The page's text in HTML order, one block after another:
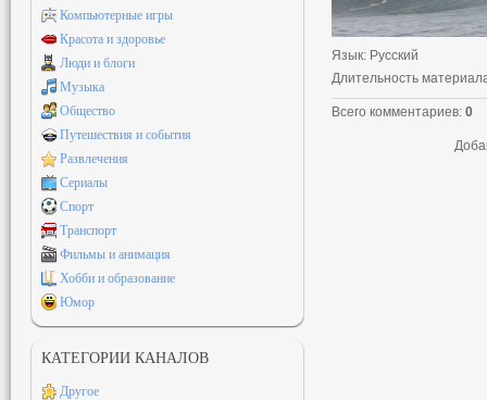
Язык: Русский
Длительность
Всего комментариев: 0
Компьютерные игры
Красота и здоровье
Люди и блоги
Музыка
Общество
Путешествия и события
Развлечения
Сериалы
Спорт
Транспорт
Фильмы и анимация
Хобби и образование
Юмор
КАТЕГОРИИ КАНАЛОВ
Другое